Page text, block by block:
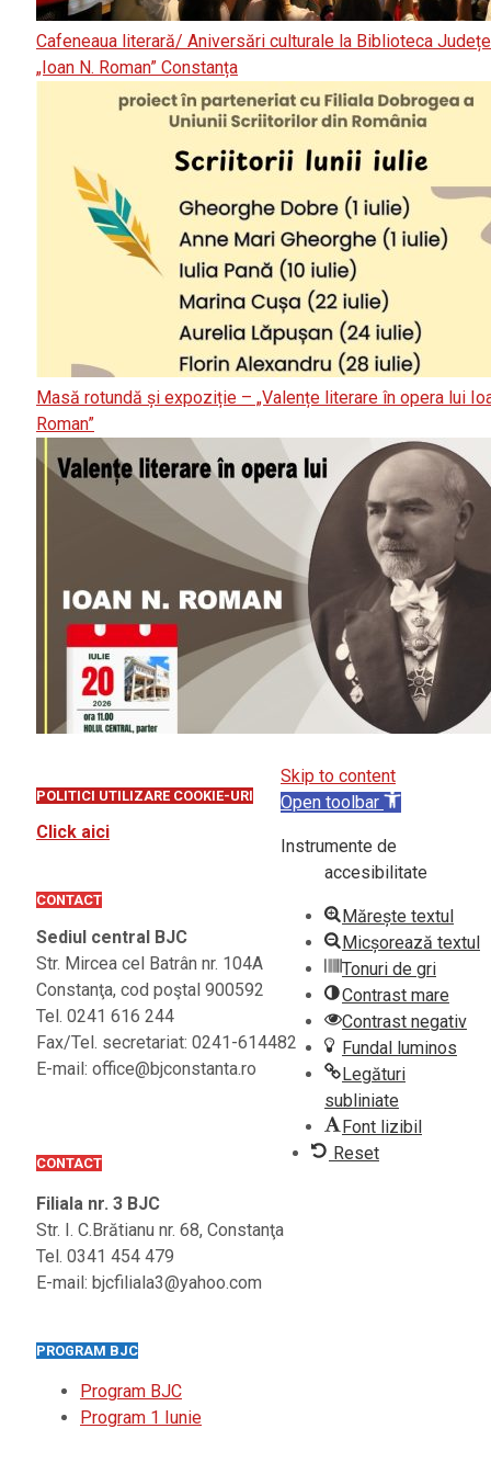
Cafeneaua literară/ Aniversări culturale la Biblioteca
„Ioan N. Roman” Constanța
Masă rotundă și expoziție – „Valențe literare în opera lui
Roman”
POLITICI UTILIZARE COOKIE-URI
Click aici
CONTACT
Sediul central BJC
Str. Mircea cel Batrân nr. 104A
Constanţa, cod poştal 900592
Tel. 0241 616 244
Fax/Tel. secretariat: 0241-614482
E-mail: office@bjconstanta.ro
CONTACT
Filiala nr. 3 BJC
Str. I. C.Brătianu nr. 68, Constanţa
Tel. 0341 454 479
E-mail: bjcfiliala3@yahoo.com
PROGRAM BJC
Program BJC
Program 1 Iunie
Skip to content
Open toolbar
Instrumente de
accesibilitate
Mărește textul
Micșorează textul
Tonuri de gri
Contrast mare
Contrast negativ
Fundal luminos
Legături
subliniate
Font lizibil
Reset